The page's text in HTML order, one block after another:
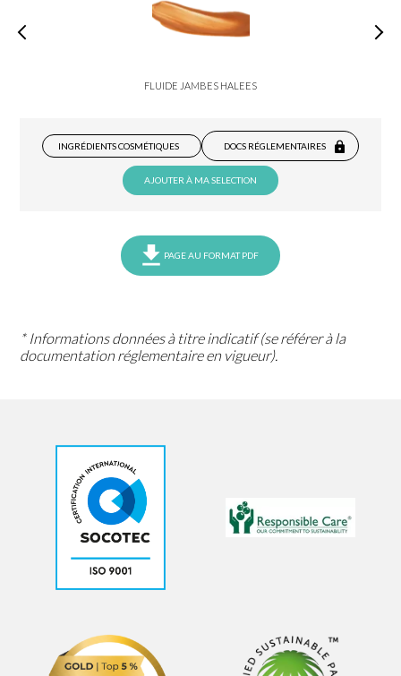
FLUIDE JAMBES HALEES
INGRÉDIENTS COSMÉTIQUES DOCS RÉGLEMENTAIRES
AJOUTER À MA SELECTION
PAGE AU FORMAT PDF
* Informations données à titre indicatif (se référer à la
documentation réglementaire en vigueur).